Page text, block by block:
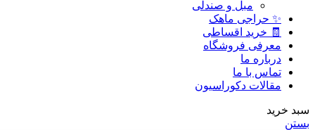
مبل و صندلی
✨ حراجی ماهک
🧾 خرید اقساطی
معرفی فروشگاه
درباره ما
تماس با ما
مقالات دکوراسیون
سبد خرید
بستن